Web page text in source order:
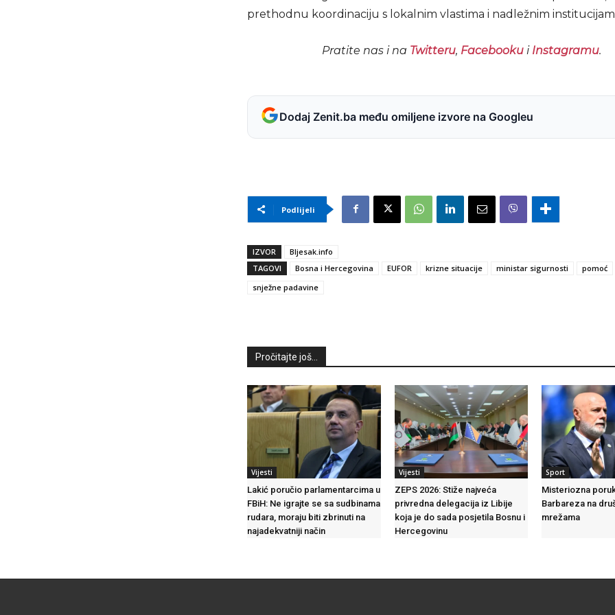
prethodnu koordinaciju s lokalnim vlastima i nadležnim
Pratite nas i na Twitteru, Facebookui Instagramu.
Dodaj Zenit.ba među omiljene izvore na Googleu
Podlijeli
IZVOR
Bljesak.info
TAGOVI
Bosna i Hercegovina EUFOR krizne situacije ministar sigurnosti
pomoć
snježne padavine
Pročitajte još...
Vijesti
Lakić poručio parlamentarcima u
FBiH: Ne igrajte se sa sudbinama
rudara, moraju biti zbrinuti na
najadekvatniji način
Vijesti
ZEPS 2026: Stiže najveća
privredna delegacija iz Libije
koja je do sada posjetila Bosnu i
Hercegovinu
Sport
Misteriozna
Barbareza na
mrežama